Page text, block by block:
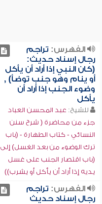
الفهرس: تراجم
رجال إسناد حديث:
(كان النبي إذا أراد أن يأكل
أو ينام وهو جنب توضأ) ,
وضوء الجنب إذا أراد أن
يأكل
للشيخ: عبد المحسن العباد
جزء من محاضرة ( شرح سنن
النسائي - كتاب الطهارة - (باب
ترك الوضوء من بعد الغسل) إلى
(باب اقتصار الجنب على غسل
يديه إذا أراد أن يأكل أو يشرب))
الفهرس: تراجم
رجال إسناد حديث